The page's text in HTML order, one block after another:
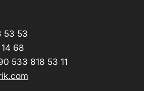
53 53
68
533 818 53 11